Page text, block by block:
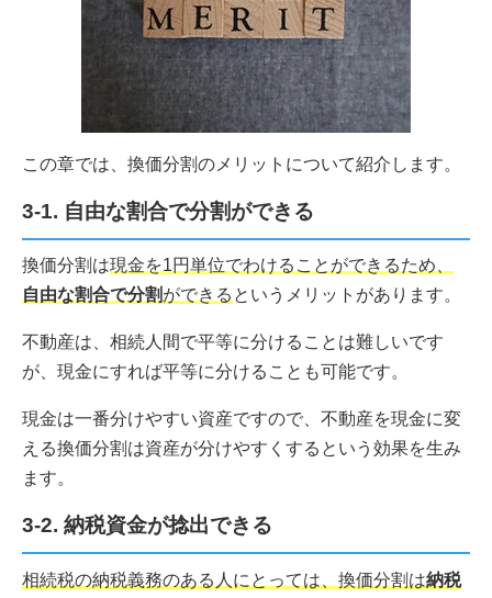
この章では、換価分割のメリットについて紹介します。
3-1. 自由な割合で分割ができる
換価分割は現金を1円単位でわけることができるため、
自由な割合で分割ができる というメリットがあります。
不動産は、相続人間で平等に分けることは難しいです
が、現金にすれば平等に分けることも可能です。
現金は一番分けやすい資産ですので、不動産を現金に変
える換価分割は資産が分けやすくするという効果を生み
ます。
3-2. 納税資金が捻出できる
相続税の納税義務のある人にとっては、換価分割は納税